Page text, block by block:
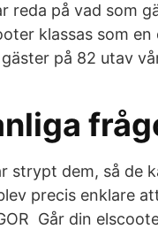
reda på vad som
klassas som
på 82 utav
strypt dem, så de
precis enklare
Går din